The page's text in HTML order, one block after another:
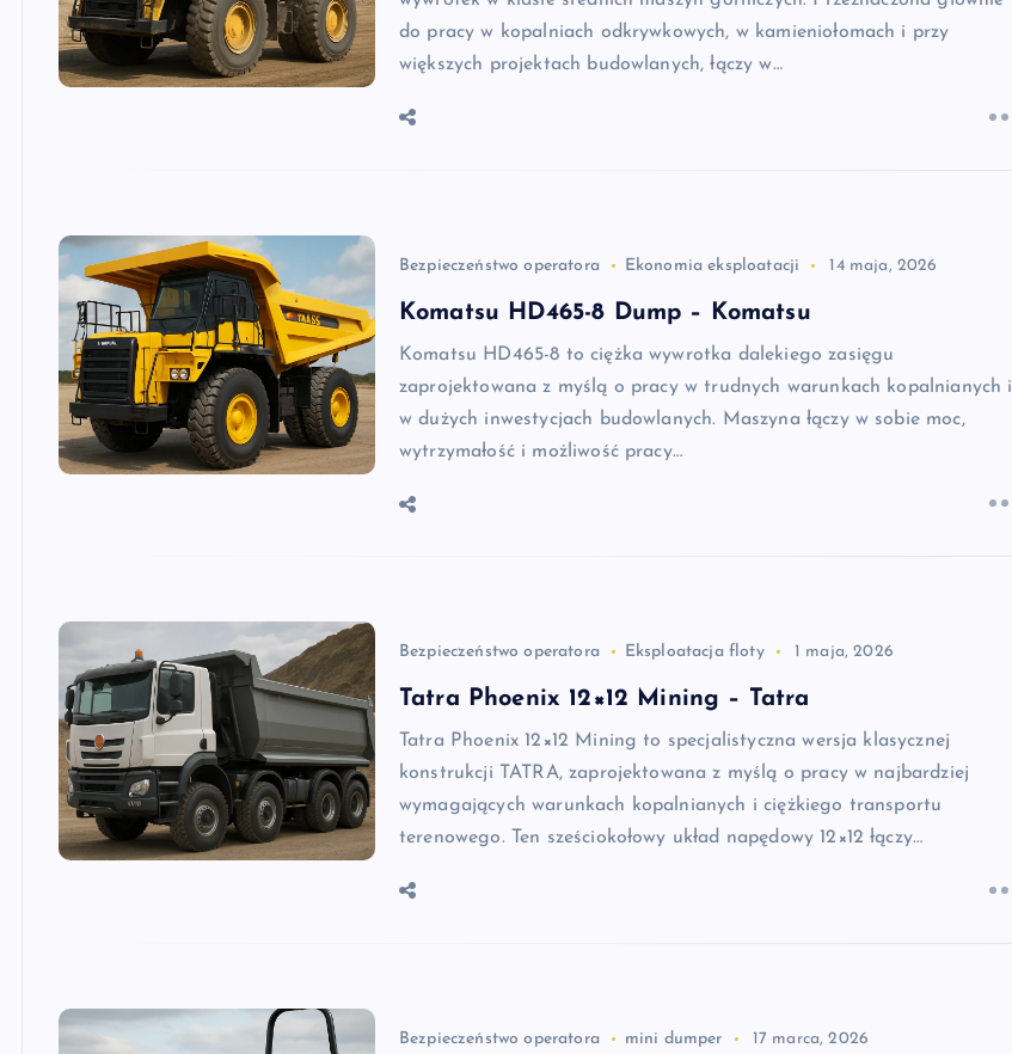
do pracy w kopalniach odkrywkowych, w kamieniołomach i przy
większych projektach budowlanych, łączy w…
Bezpieczeństwo operatora Ekonomia eksploatacji 14 maja, 2026
Komatsu HD465-8 Dump – Komatsu
Komatsu HD465-8 to ciężka wywrotka dalekiego zasięgu
zaprojektowana z myślą o pracy w trudnych warunkach kopalnianych i
w dużych inwestycjach budowlanych. Maszyna łączy w sobie moc,
wytrzymałość i możliwość pracy…
Bezpieczeństwo operatora Eksploatacja floty 1 maja, 2026
Tatra Phoenix 12×12 Mining – Tatra
Tatra Phoenix 12×12 Mining to specjalistyczna wersja klasycznej
konstrukcji TATRA, zaprojektowana z myślą o pracy w najbardziej
wymagających warunkach kopalnianych i ciężkiego transportu
terenowego. Ten sześciokołowy układ napędowy 12×12 łączy…
Bezpieczeństwo operatora mini dumper 17 marca, 2026